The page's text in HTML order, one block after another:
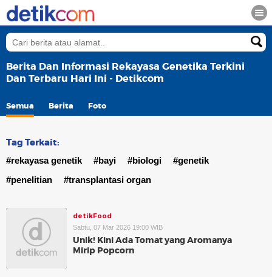
Berita Dan Informasi Rekayasa Genetika Terkini
Dan Terbaru Hari Ini - Detikcom
Semua Berita Foto
Tag Terkait:
#rekayasa genetik #bayi #biologi
#genetik
#penelitian
#transplantasi organ
detikFood
Sabtu, 07 Mar 2026 19:00 WIB
Unik! Kini Ada Tomat yang Aromanya
Mirip Popcorn